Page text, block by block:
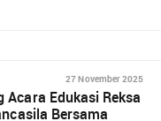
27 November 2025
Acara Edukasi Reksa
Bersama